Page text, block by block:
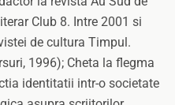
Club 8. Intre 2001 si
de cultura Timpul.
1996); Cheta la flegma
identitatii intr-o societate